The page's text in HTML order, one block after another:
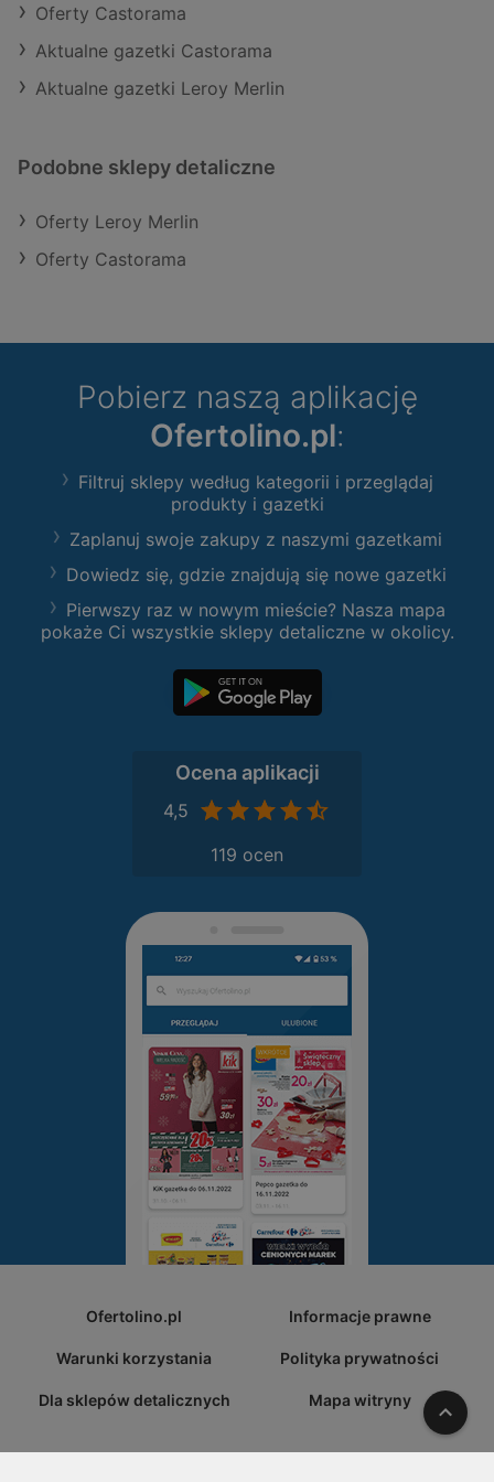
Oferty Castorama
Aktualne gazetki Castorama
Aktualne gazetki Leroy Merlin
Podobne sklepy detaliczne
Oferty Leroy Merlin
Oferty Castorama
Pobierz naszą aplikację
Ofertolino.pl:
Filtruj sklepy według kategorii i przeglądaj
produkty i gazetki
Zaplanuj swoje zakupy z naszymi gazetkami
Dowiedz się, gdzie znajdują się nowe gazetki
Pierwszy raz w nowym mieście? Nasza mapa
pokaże Ci wszystkie sklepy detaliczne w okolicy.
Ocena aplikacji
4,5
119 ocen
Ofertolino.pl Informacje prawne
Warunki korzystania Polityka prywatności
Dla sklepów detalicznych Mapa witryny W